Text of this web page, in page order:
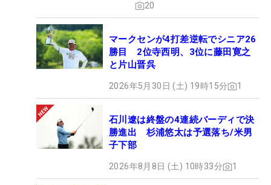
20
マークセンが4打差逆転でシニア26
勝目 2位寺西明、3位に藤田寛之
と片山晋呉
2026年5月30日 (土) 19時15分 1
石川遼は終盤の4連続バーディで決
勝進出 杉浦悠太は予選落ち/米男
子下部
2026年8月8日 (土) 10時33分 1